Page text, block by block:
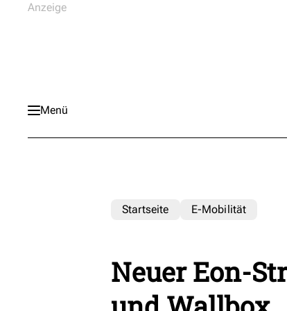
Menü
Startseite E-Mobilität
Neuer Eon-